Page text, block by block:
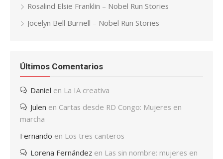
Rosalind Elsie Franklin – Nobel Run Stories
Jocelyn Bell Burnell – Nobel Run Stories
Últimos Comentarios
Daniel en La IA creativa
Julen en Cartas desde RD Congo: Mujeres en
marcha
Fernando en Los tres canteros
Lorena Fernández en Las sin nombre: mujeres en